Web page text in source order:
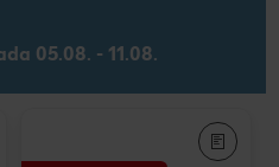
05.08. - 11.08.